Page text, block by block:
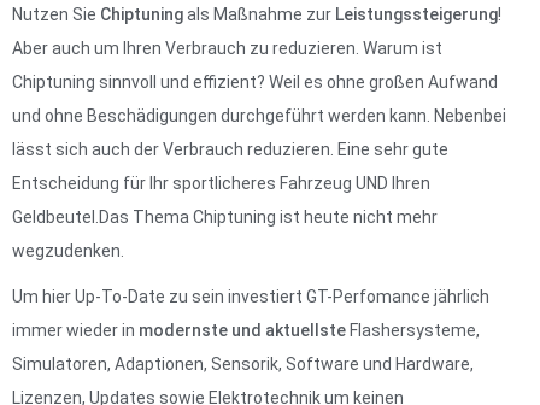
Nutzen Sie Chiptuningals Maßnahme zur Leistungssteigerung!
Aber auch um Ihren Verbrauch zu reduzieren. Warum ist
Chiptuning sinnvoll und effizient? Weil es ohne großen Aufwand
und ohne Beschädigungen durchgeführt werden kann. Nebenbei
lässt sich auch der Verbrauch reduzieren. Eine sehr gute
Entscheidung für Ihr sportlicheres Fahrzeug UND Ihren
Geldbeutel.Das Thema Chiptuning ist heute nicht mehr
wegzudenken.
Um hier Up-To-Date zu sein investiert GT-Perfomance jährlich
immer wieder in modernste und aktuellste Flashersysteme,
Simulatoren, Adaptionen, Sensorik, Software und Hardware,
Lizenzen, Updates sowie Elektrotechnik um keinen